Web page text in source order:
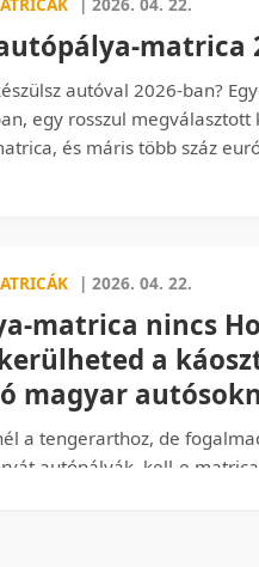
vágnak hozzád akár 3000
lepődj meg, ne a
matrica
autóval 2026-ban?
egy rosszul
és máris több száz
felé – büntetés nélkül.
| 2026. 04. 22.
matrica nincs
a
magyar
a tengerarthoz, de
autópályák, kell-e